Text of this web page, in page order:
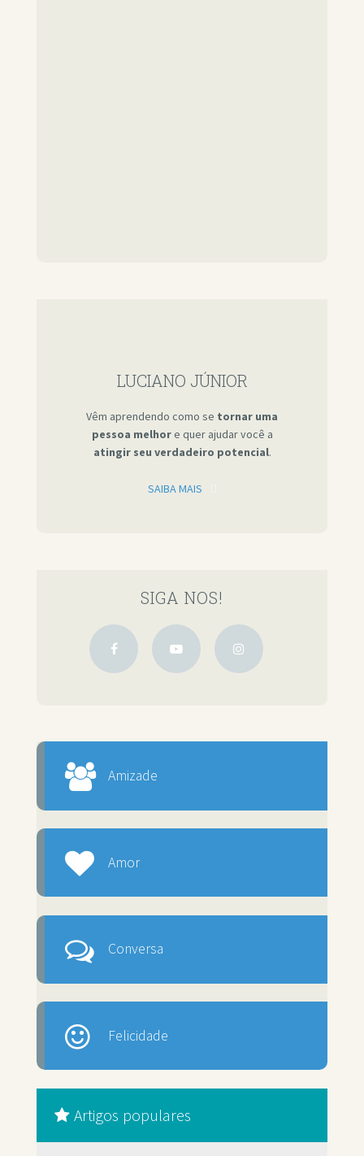
LUCIANO JÚNIOR
Vêm aprendendo como se tornar uma
pessoa melhore quer ajudar você a
atingir seu verdadeiro potencial.
SAIBA MAIS
SIGA NOS!
Amizade
Amor
Conversa
Felicidade
Artigos populares